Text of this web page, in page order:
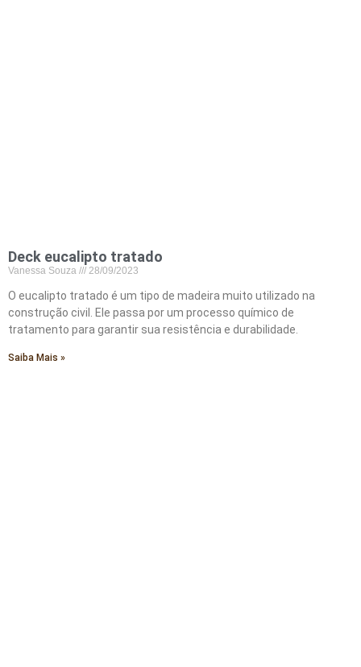
Deck eucalipto tratado
Vanessa Souza 28/09/2023
O eucalipto tratado é um tipo de madeira muito utilizado na
construção civil. Ele passa por um processo químico de
tratamento para garantir sua resistência e durabilidade.
Saiba Mais »